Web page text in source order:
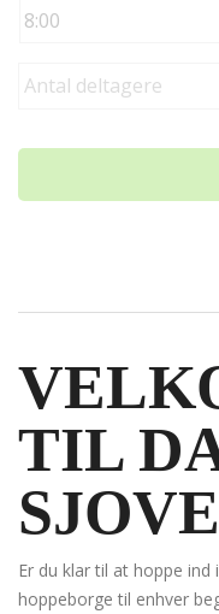
TIL
Er du klar til at hoppe
hoppeborge til enhver